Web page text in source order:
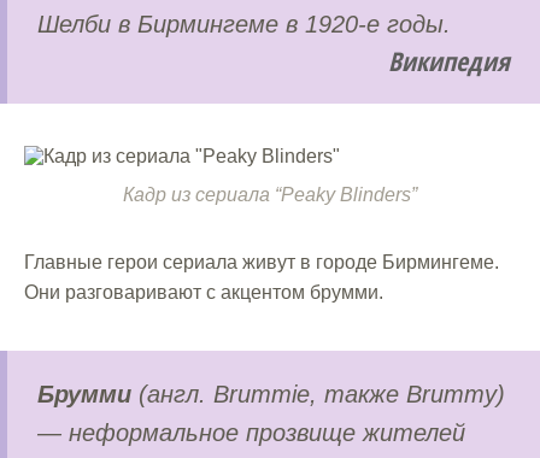
Шелби в Бирмингеме в 1920-е годы.
Википедия
Кадр из сериала “Peaky Blinders”
Главные герои сериала живут в городе Бирмингеме.
Они разговаривают с акцентом брумми.
Брумми (англ. Brummie, также Brummy)
— неформальное прозвище жителей